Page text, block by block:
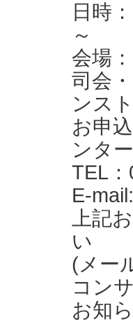
日時
～
会場
司会
ンス
お申
ンター
TEL
E-
上記
い
(メー
コン
お知